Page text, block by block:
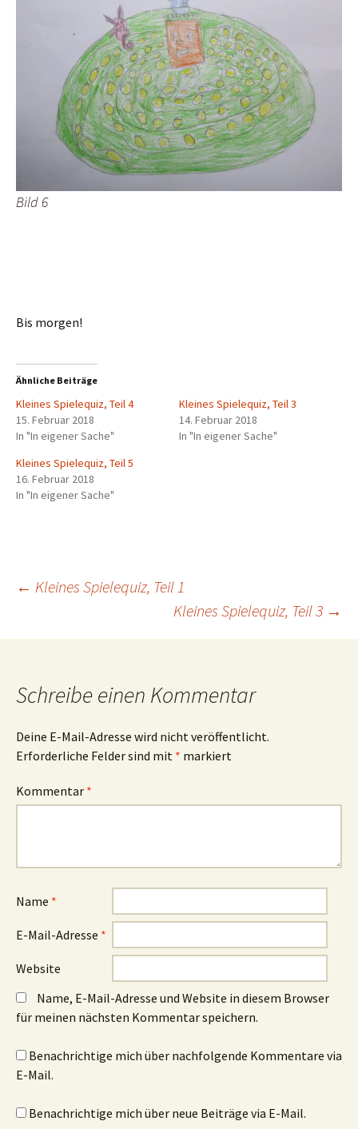
Bild 6
Bis morgen!
Ähnliche Beiträge
Kleines Spielequiz, Teil 4
15. Februar 2018
In "In eigener Sache"
Kleines Spielequiz, Teil 3
14. Februar 2018
In "In eigener Sache"
Kleines Spielequiz, Teil 5
16. Februar 2018
In "In eigener Sache"
Beitragsnavigation
← Kleines Spielequiz, Teil 1
Kleines Spielequiz, Teil 3 →
Schreibe einen Kommentar
Deine E-Mail-Adresse wird nicht veröffentlicht.
Erforderliche Felder sind mit * markiert
Kommentar *
Name *
E-Mail-Adresse *
Website
Name, E-Mail-Adresse und Website in diesem Browser
für meinen nächsten Kommentar speichern.
Benachrichtige mich über nachfolgende Kommentare via
E-Mail.
Benachrichtige mich über neue Beiträge via E-Mail.